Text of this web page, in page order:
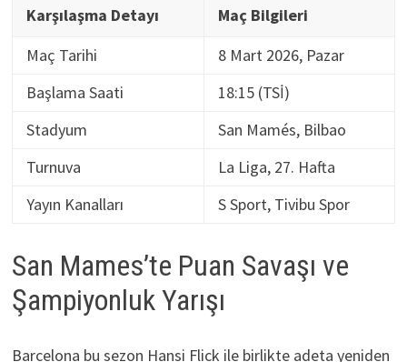
Karşılaşma Detayı
Maç Bilgileri
Maç Tarihi
8 Mart 2026, Pazar
Başlama Saati
18:15 (TSİ)
Stadyum
San Mamés, Bilbao
Turnuva
La Liga, 27. Hafta
Yayın Kanalları
S Sport, Tivibu Spor
San Mames’te Puan Savaşı ve
Şampiyonluk Yarışı
Barcelona bu sezon Hansi Flick ile birlikte adeta yeniden